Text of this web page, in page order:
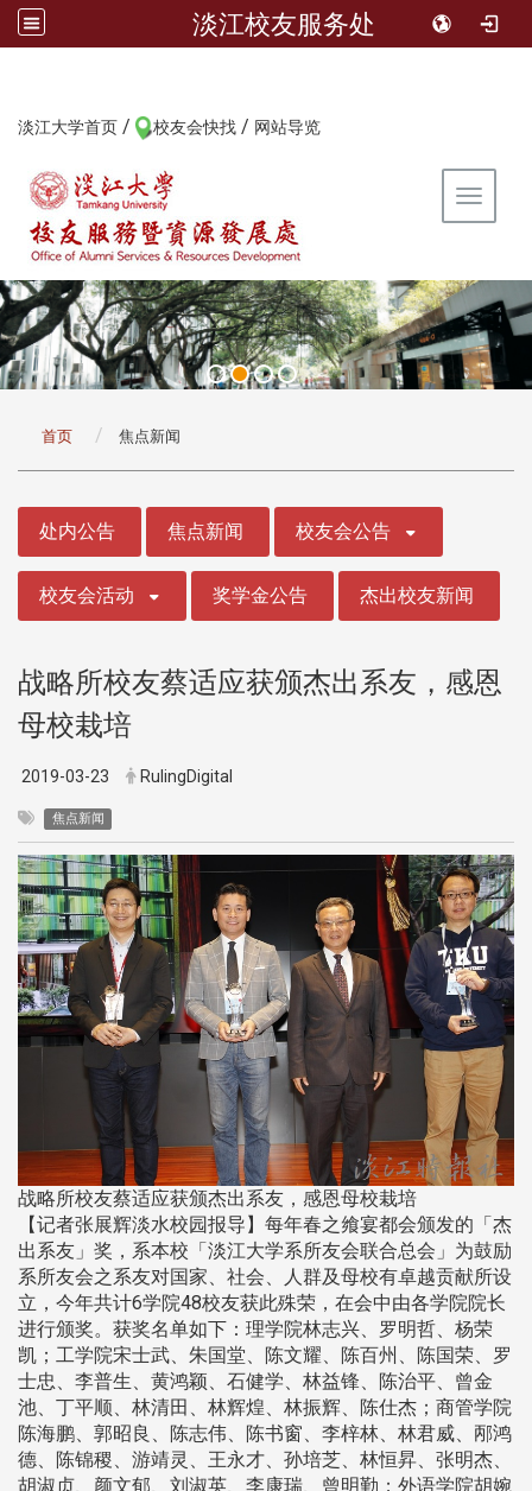
淡江校友服务处
淡江大学首页 / 校友会快找 / 网站导览
Toggle
首页 焦点新闻
处内公告 焦点新闻 校友会公告
校友会活动 奖学金公告 杰出校友新闻
战略所校友蔡适应获颁杰出系友，感恩
母校栽培
2019-03-23 RulingDigital
焦点新闻
战略所校友蔡适应获颁杰出系友，感恩母校栽培
【记者张展辉淡水校园报导】每年春之飨宴都会颁发的「杰
出系友」奖，系本校「淡江大学系所友会联合总会」为鼓励
系所友会之系友对国家、社会、人群及母校有卓越贡献所设
立，今年共计6学院48校友获此殊荣，在会中由各学院院长
进行颁奖。获奖名单如下：理学院林志兴、罗明哲、杨荣
凯；工学院宋士武、朱国堂、陈文耀、陈百州、陈国荣、罗
士忠、李普生、黄鸿颖、石健学、林益锋、陈治平、曾金
池、丁平顺、林清田、林辉煌、林振辉、陈仕杰；商管学院
陈海鹏、郭昭良、陈志伟、陈书窗、李梓林、林君威、邴鸿
德、陈锦稷、游靖灵、王永才、孙培芝、林恒昇、张明杰、
胡淑贞、颜文郁、刘淑英、李康瑞、曾明勤；外语学院胡婉